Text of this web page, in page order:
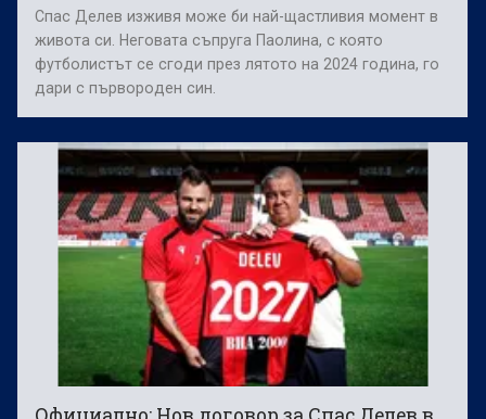
Спас Делев изживя може би най-щастливия момент в
живота си. Неговата съпруга Паолина, с която
футболистът се сгоди през лятото на 2024 година, го
дари с първороден син.